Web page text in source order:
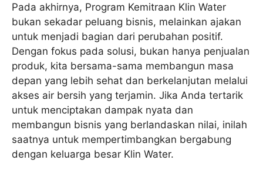
Pada akhirnya, Program Kemitraan Klin Water
bukan sekadar peluang bisnis, melainkan ajakan
untuk menjadi bagian dari perubahan positif.
Dengan fokus pada solusi, bukan hanya penjualan
produk, kita bersama-sama membangun masa
depan yang lebih sehat dan berkelanjutan melalui
akses air bersih yang terjamin. Jika Anda tertarik
untuk menciptakan dampak nyata dan
membangun bisnis yang berlandaskan nilai, inilah
saatnya untuk mempertimbangkan bergabung
dengan keluarga besar Klin Water.